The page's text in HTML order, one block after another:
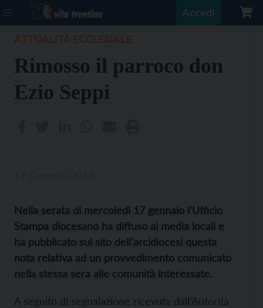
Accedi
Rimosso il parroco don
Ezio Seppi
Nella serata di mercoledì 17 gennaio l'Ufficio
Stampa diocesano ha diffuso ai media locali e
ha pubblicato sul sito dell'arcidiocesi questa
nota relativa ad un provvedimento comunicato
nella stessa sera alle comunità interessate.
A seguito di segnalazione ricevuta dall'Autorità